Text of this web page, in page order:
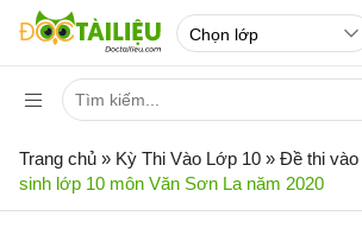
Trang chủ » Kỳ Thi Vào Lớp 10 » Đề thi vào
sinh lớp 10 môn Văn Sơn La năm 2020